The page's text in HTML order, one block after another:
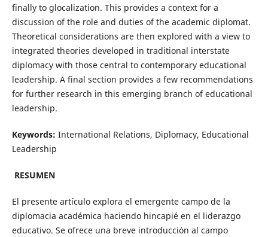
finally to glocalization. This provides a context for a
discussion of the role and duties of the academic diplomat.
Theoretical considerations are then explored with a view to
integrated theories developed in traditional interstate
diplomacy with those central to contemporary educational
leadership. A final section provides a few recommendations
for further research in this emerging branch of educational
leadership.
Keywords: International Relations, Diplomacy, Educational
Leadership
RESUMEN
El presente artículo explora el emergente campo de la
diplomacia académica haciendo hincapié en el liderazgo
educativo. Se ofrece una breve introducción al campo